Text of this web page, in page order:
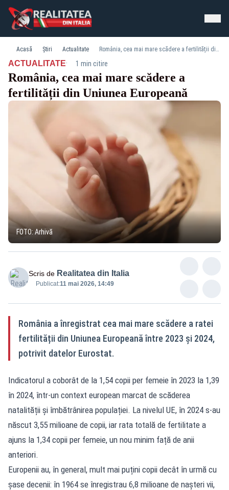
Acasă Știri Actualitate România, cea mai mare scădere a fertilității din Uniunea Europeană
ACTUALITATE· 1 min citire
România, cea mai mare scădere a
fertilității din Uniunea Europeană
FOTO: Arhivă
Scris de Realitatea din Italia
Publicat:11 mai 2026, 14:49
România a înregistrat cea mai mare scădere a ratei
fertilității din Uniunea Europeană între 2023 și 2024,
potrivit datelor Eurostat.
Indicatorul a coborât de la 1,54 copii per femeie în 2023 la 1,39
în 2024, într-un context european marcat de scăderea
natalității și îmbătrânirea populației. La nivelul UE, în 2024 s-au
născut 3,55 milioane de copii, iar rata totală de fertilitate a
ajuns la 1,34 copii per femeie, un nou minim față de anii
anteriori.
Europenii au, în general, mult mai puțini copii decât în urmă cu
șase decenii: în 1964 se înregistrau 6,8 milioane de nașteri vii,